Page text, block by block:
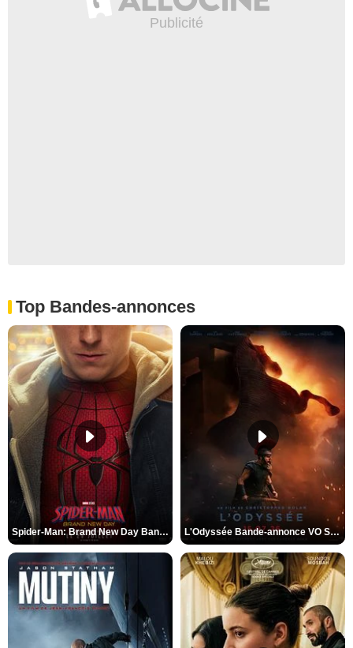
Top Bandes-annonces
Spider-Man: Brand New Day Bande-annonce VO STFR L'Odyssée Bande-annonce VO STFR